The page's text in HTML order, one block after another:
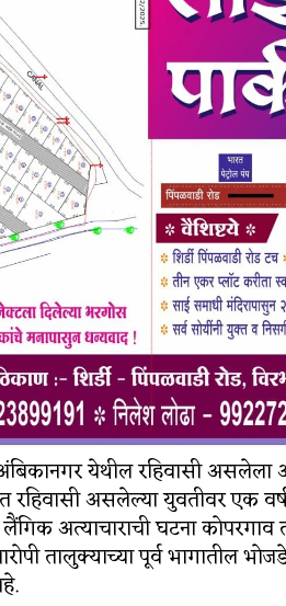
येथील रहिवासी
रहिवासी असलेल्या युवतीवर एक
अत्याचाराची घटना कोपरगाव
तालुक्याच्या पूर्व भागातील